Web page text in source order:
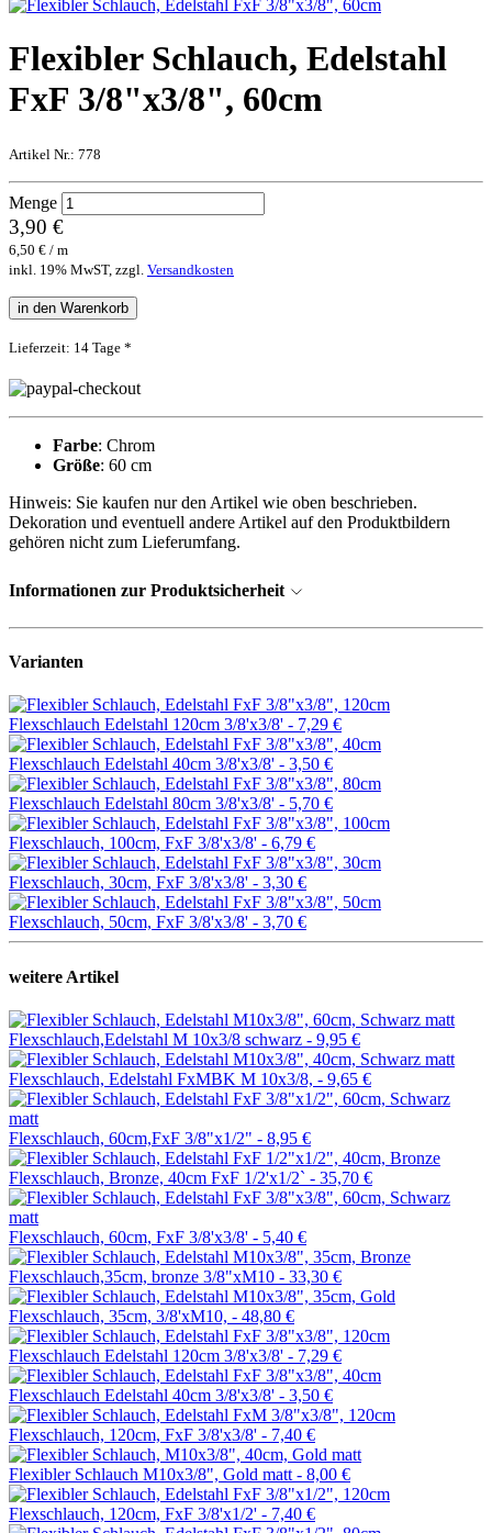
Flexibler Schlauch, Edelstahl
FxF 3/8"x3/8", 60cm
Artikel Nr.: 778
Menge
3,90 €
6,50 € / m
inkl. 19% MwST, zzgl. Versandkosten
in den Warenkorb
Lieferzeit: 14 Tage *
Farbe: Chrom
Größe: 60 cm
Hinweis: Sie kaufen nur den Artikel wie oben beschrieben.
Dekoration und eventuell andere Artikel auf den Produktbildern
gehören nicht zum Lieferumfang.
Informationen zur Produktsicherheit
Varianten
Flexschlauch Edelstahl 120cm 3/8'x3/8' - 7,29 €
Flexschlauch Edelstahl 40cm 3/8'x3/8' - 3,50 €
Flexschlauch Edelstahl 80cm 3/8'x3/8' - 5,70 €
Flexschlauch, 100cm, FxF 3/8'x3/8' - 6,79 €
Flexschlauch, 30cm, FxF 3/8'x3/8' - 3,30 €
Flexschlauch, 50cm, FxF 3/8'x3/8' - 3,70 €
weitere Artikel
Flexschlauch,Edelstahl M 10x3/8 schwarz - 9,95 €
Flexschlauch, Edelstahl FxMBK M 10x3/8, - 9,65 €
Flexschlauch, 60cm,FxF 3/8"x1/2" - 8,95 €
Flexschlauch, Bronze, 40cm FxF 1/2'x1/2` - 35,70 €
Flexschlauch, 60cm, FxF 3/8'x3/8' - 5,40 €
Flexschlauch,35cm, bronze 3/8"xM10 - 33,30 €
Flexschlauch, 35cm, 3/8'xM10, - 48,80 €
Flexschlauch Edelstahl 120cm 3/8'x3/8' - 7,29 €
Flexschlauch Edelstahl 40cm 3/8'x3/8' - 3,50 €
Flexschlauch, 120cm, FxF 3/8'x3/8' - 7,40 €
Flexibler Schlauch M10x3/8", Gold matt - 8,00 €
Flexschlauch, 120cm, FxF 3/8'x1/2' - 7,40 €